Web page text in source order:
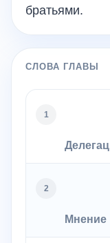
братьями.
СЛОВА ГЛАВЫ
1
2
Мнение